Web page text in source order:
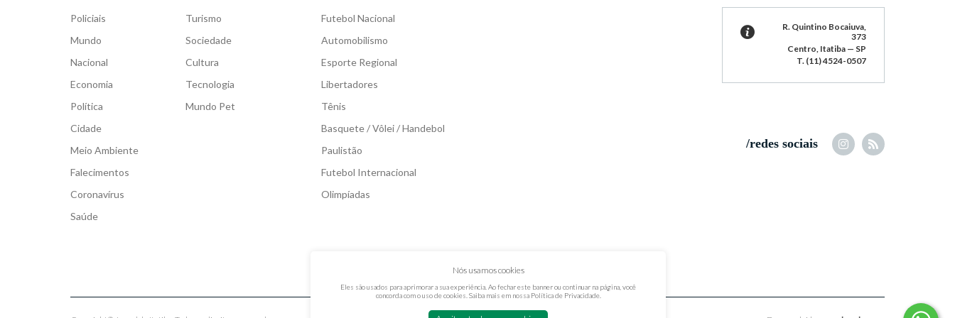
Policiais
Mundo
Nacional
Economia
Política
Cidade
Meio Ambiente
Falecimentos
Coronavírus
Saúde
Turismo
Sociedade
Cultura
Tecnologia
Mundo Pet
Futebol Nacional
Automobilismo
Esporte Regional
Libertadores
Tênis
Basquete / Vôlei / Handebol
Paulistão
Futebol Internacional
Olimpíadas
R. Quintino Bocaiuva,
373
Centro, Itatiba — SP
T. (11) 4524-0507
/redes sociais
Nós usamos cookies
Eles são usados para aprimorar a sua experiência. Ao fechar este banner ou continuar na página, você
concorda com o uso de cookies. Saiba mais em nossa Política de Privacidade.